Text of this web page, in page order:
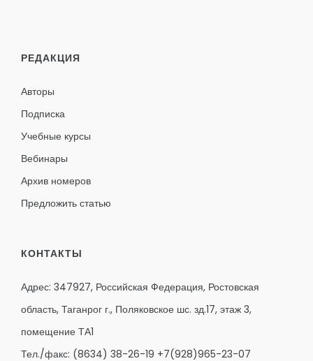
РЕДАКЦИЯ
Авторы
Подписка
Учебные курсы
Вебинары
Архив номеров
Предложить статью
КОНТАКТЫ
Адрес: 347927, Российская Федерация, Ростовская
область, Таганрог г., Поляковское шс. зд.17, этаж 3,
помещение ТА1
Тел./факс: (8634) 38-26-19 +7(928)965-23-07